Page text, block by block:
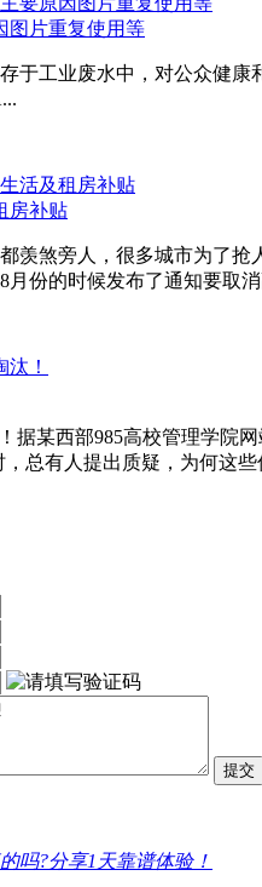
图片重复使用等
于工业废水中，对公众健
房补贴
羡煞旁人，很多城市为了
月份的时候发布了通知要取
据某西部985高校管理学院
，总有人提出质疑，为何这